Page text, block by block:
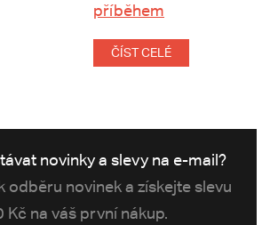
příběhem
ČÍST CELÉ
novinky a slevy na e-mail?
odběru novinek a získejte slevu
Kč na váš první nákup.